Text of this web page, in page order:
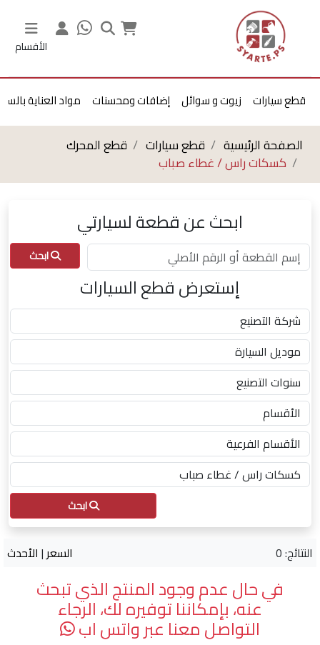
الأقسام
قطع سيارات زيوت و سوائل إضافات ومحسنات مواد العناية
الصفحة الرئيسية قطع سيارات قطع المحرك
كسكات راس / غطاء صباب
ابحث عن قطعة لسيارتي
ابحث
إستعرض قطع السيارات
ابحث
النتائج: 0 السعر | الأحدث
في حال عدم وجود المنتج الذي تبحث
عنه، بإمكاننا توفيره لك، الرجاء
التواصل معنا عبر واتس اب